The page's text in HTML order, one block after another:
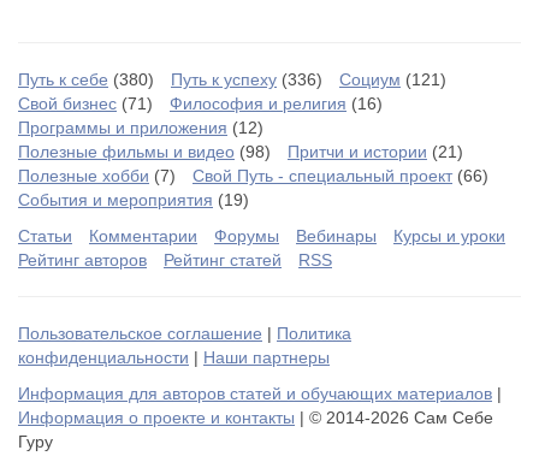
Путь к себе (380) Путь к успеху (336) Социум (121)
Свой бизнес (71) Философия и религия (16)
Программы и приложения (12)
Полезные фильмы и видео (98) Притчи и истории (21)
Полезные хобби (7) Свой Путь - специальный проект(66)
События и мероприятия (19)
Статьи
Комментарии Форумы Вебинары
Курсы и уроки
Рейтинг авторов
Рейтинг статей RSS
Пользовательское соглашение | Политика
конфиденциальности | Наши партнеры
Информация для авторов статей и обучающих материалов |
Информация о проекте и контакты | © 2014-2026 Сам Себе
Гуру